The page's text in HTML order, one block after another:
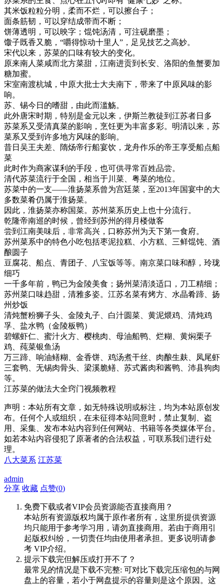
其米饭粒粒分明，柔而不烂，可以擦台子；
面条筋韧，可以穿结成带而不断；
饼薄透明，可以映字；馄饨汤清，可注砚磨墨；
馓子既香又脆，“嚼得惊动十里人”，足见技艺之高妙。
宋代以来，苏菜的口味有较大的变化。
原来南人菜咸而北方菜甜，江南进贡到长安、洛阳的鱼蟹要加
糖加蜜。
宋室南渡杭城，中原大批士大夫南下，带来了中原风味的影
响。
苏、锡今日的嗜甜，由此而滥觞。
此外唐宋时期，特别是金元以来，伊斯兰教徒到江苏者日多
苏菜系又受清真菜的影响，烹饪更为丰富多彩。明清以来，苏
菜系又受到许多地方风味的影响。
昔日吴王夫差、隋炀帝行船宴饮，龙舟作乐的帝王享受船点船
菜
此时作为商家谋利的手段，也可供寻常百姓品尝。
清代苏菜流行于全国，相当于川菜、粤菜的地位。
苏菜中的一支——淮扬菜系曾为宫廷菜，至2013年国宴中的大
多数菜肴仍属于淮扬菜。
因此，淮扬菜亦称国菜。苏州菜系历史上也十分流行。
乾隆帝南巡的时候，曾经到苏州的得月楼做客
尝到江南美味后，非常高兴，口称苏州为天下第一食府。
苏州菜系中的特色小吃包括枣泥拉糕、小方糕、三鲜馄饨、酒
酿圆子
豆腐花、船点、青团子、八宝饭等等。南京菜口味和醇，玲珑
细巧
一千多年前，鸭已为金陵美食；扬州菜清淡适口，刀工精细；
苏州菜口味趋甜，清雅多姿。江苏名菜有烤方、水晶肴蹄、扬
州炒饭
清炖蟹粉狮子头、金陵丸子、白汁圆菜、黄泥煨鸡、清炖鸡
孚、盐水鸭（金陵板鸭）
碧螺虾仁、蜜汁火方、樱桃肉、母油船鸭、烂糊、黄焖栗子
鸡、莼菜银鱼汤
万三蹄、响油鳝糊、金香饼、鸡汤煮干丝、肉酿生麸、凤尾虾
三套鸭、无锡肉骨头、梁溪脆鳝、苏式酱肉和酱鸭、沛县狗肉
等。
江苏菜的做法大全窍门视频教程
声明：本站所有文章，如无特殊说明或标注，均为本站原创发
布。任何个人或组织，在未征得本站同意时，禁止复制、盗
用、采集、发布本站内容到任何网站、书籍等各类媒体平台。
如若本站内容侵犯了原著者的合法权益，可联系我们进行处
理。
八大菜系 江苏菜
admin
分享 收藏 点赞(0)
免费下载或者VIP会员资源能否直接商用？
本站所有资源版权均属于原作者所有，这里所提供资源
均只能用于参考学习用，请勿直接商用。若由于商用引
起版权纠纷，一切责任均由使用者承担。更多说明请参
考 VIP介绍。
提示下载完但解压或打开不了？
最常见的情况是下载不完整: 可对比下载完压缩包的与网
盘上的容量，若小于网盘提示的容量则是这个原因。这